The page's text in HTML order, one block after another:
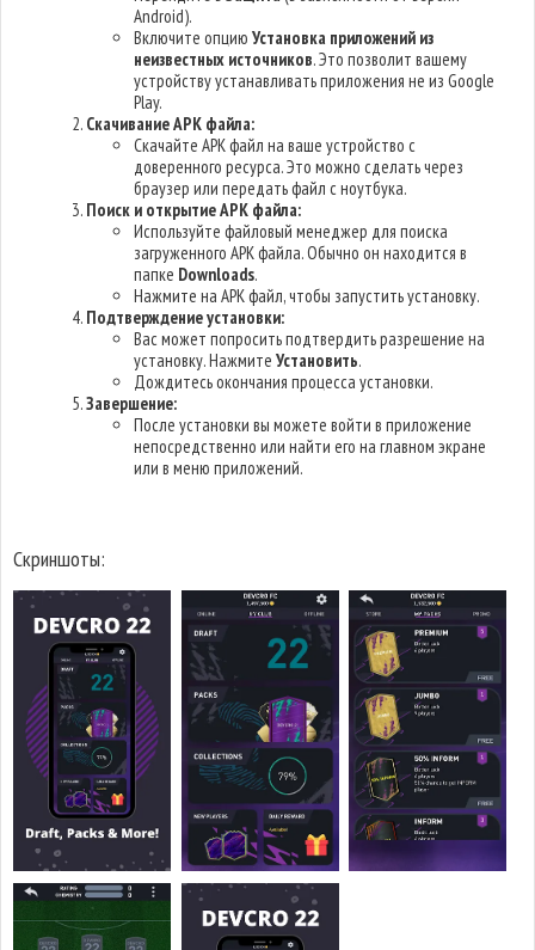
Android).
Включите опциюУстановка приложений из
неизвестных источников. Это позволит вашему
устройству устанавливать приложения не из Google
Play.
Скачивание APK файла:
Скачайте APK файл на ваше устройство с
доверенного ресурса. Это можно сделать через
браузер или передать файл с ноутбука.
Поиск и открытие APK файла:
Используйте файловый менеджер для поиска
загруженного APK файла. Обычно он находится в
папке Downloads.
Нажмите на APK файл, чтобы запустить установку.
Подтверждение установки:
Вас может попросить подтвердить разрешение на
установку. НажмитеУстановить.
Дождитесь окончания процесса установки.
Завершение:
После установки вы можете войти в приложение
непосредственно или найти его на главном экране
или в меню приложений.
Скриншоты: